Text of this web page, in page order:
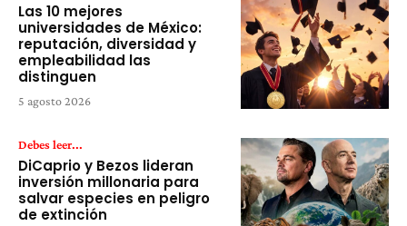
Las 10 mejores
universidades de México:
reputación, diversidad y
empleabilidad las
distinguen
5 agosto 2026
Debes leer...
DiCaprio y Bezos lideran
inversión millonaria para
salvar especies en peligro
de extinción